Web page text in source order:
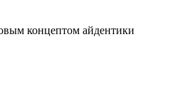
концептом айдентики